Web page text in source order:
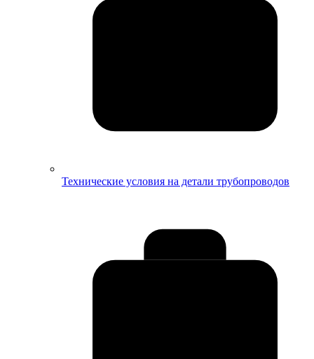
Технические условия на детали трубопроводов